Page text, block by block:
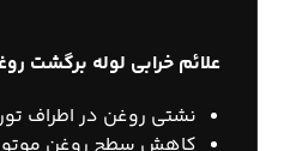
علائم خرابی لوله برگشت
نشتی روغن در اطراف